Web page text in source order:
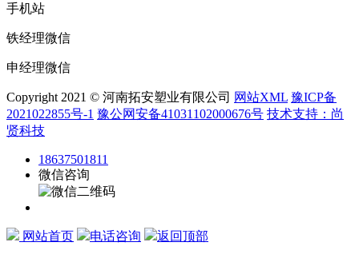
手机站
铁经理微信
申经理微信
Copyright 2021 © 河南拓安塑业有限公司 网站XML 豫ICP备
2021022855号-1 豫公网安备41031102000676号 技术支持：尚
贤科技
18637501811
微信咨询
网站首页 电话咨询 返回顶部